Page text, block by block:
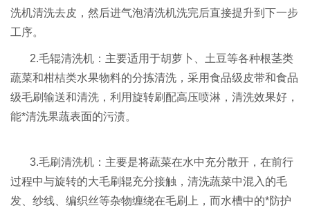
洗机清洗去皮，然后进气泡清洗机洗完后直接提升到下一步
工序。
2.毛辊清洗机：主要适用于胡萝卜、土豆等各种根茎类
蔬菜和柑桔类水果物料的分拣清洗，采用食品级皮带和食品
级毛刷输送和清洗，利用旋转刷配高压喷淋，清洗效果好，
能*清洗果蔬表面的污渍。
3.毛刷清洗机：主要是将蔬菜在水中充分散开，在前行
过程中与旋转的大毛刷辊充分接触，清洗蔬菜中混入的毛
发、纱线、编织丝等杂物缠绕在毛刷上，而水槽中的*防护